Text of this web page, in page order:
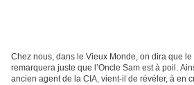
Chez nous, dans le Vieux Monde, on dira que le
remarquera juste que l’Oncle Sam est à poil.
ancien agent de la CIA, vient-il de révéler, à en